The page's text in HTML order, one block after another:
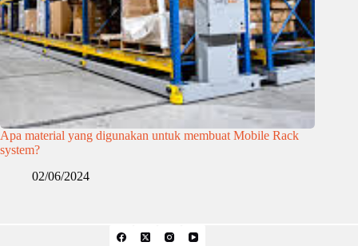
Apa material yang digunakan untuk membuat Mobile Rack
system?
02/06/2024